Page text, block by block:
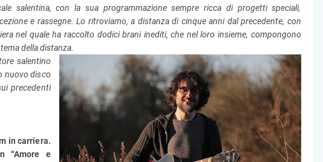
salentina, con la sua programmazione sempre ricca di progetti speciali,
e rassegne.Lo ritroviamo, a distanza di cinque anni dal precedente, con
nel quale ha raccolto dodici brani inediti, che nel loro insieme, compongono
della distanza.
salentino
nuovo disco
precedenti
in carriera.
“Amore e